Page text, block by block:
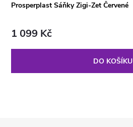
Prosperplast Sáňky Zigi-Zet Červené
1 099 Kč
DO KOŠÍKU